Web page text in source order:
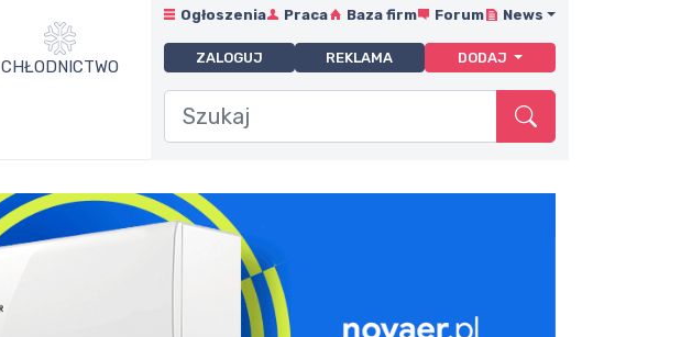
CHŁODNICTWO
Ogłoszenia Praca Baza firm Forum News
ZALOGUJ REKLAMA DODAJ